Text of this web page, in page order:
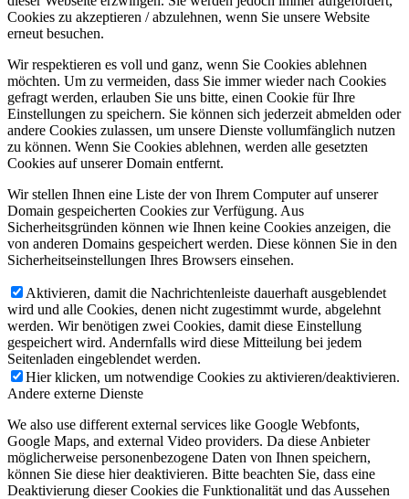
Cookies zu akzeptieren / abzulehnen, wenn Sie unsere Website
erneut besuchen.
Wir respektieren es voll und ganz, wenn Sie Cookies ablehnen
möchten. Um zu vermeiden, dass Sie immer wieder nach Cookies
gefragt werden, erlauben Sie uns bitte, einen Cookie für Ihre
Einstellungen zu speichern. Sie können sich jederzeit abmelden oder
andere Cookies zulassen, um unsere Dienste vollumfänglich nutzen
zu können. Wenn Sie Cookies ablehnen, werden alle gesetzten
Cookies auf unserer Domain entfernt.
Wir stellen Ihnen eine Liste der von Ihrem Computer auf unserer
Domain gespeicherten Cookies zur Verfügung. Aus
Sicherheitsgründen können wie Ihnen keine Cookies anzeigen, die
von anderen Domains gespeichert werden. Diese können Sie in den
Sicherheitseinstellungen Ihres Browsers einsehen.
Aktivieren, damit die Nachrichtenleiste dauerhaft ausgeblendet
wird und alle Cookies, denen nicht zugestimmt wurde, abgelehnt
werden. Wir benötigen zwei Cookies, damit diese Einstellung
gespeichert wird. Andernfalls wird diese Mitteilung bei jedem
Seitenladen eingeblendet werden.
Hier klicken, um notwendige Cookies zu aktivieren/deaktivieren.
Andere externe Dienste
We also use different external services like Google Webfonts,
Google Maps, and external Video providers. Da diese Anbieter
möglicherweise personenbezogene Daten von Ihnen speichern,
können Sie diese hier deaktivieren. Bitte beachten Sie, dass eine
Deaktivierung dieser Cookies die Funktionalität und das Aussehen